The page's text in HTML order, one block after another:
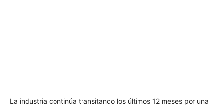
La industria continúa transitando los últimos 12 meses por una